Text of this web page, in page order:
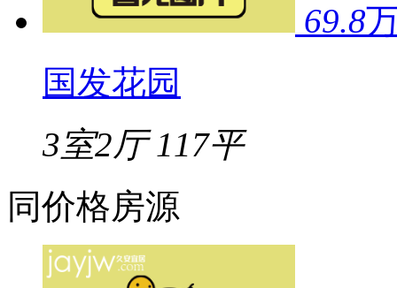
69.8
国发花园
3室2厅 117平
同价格房源